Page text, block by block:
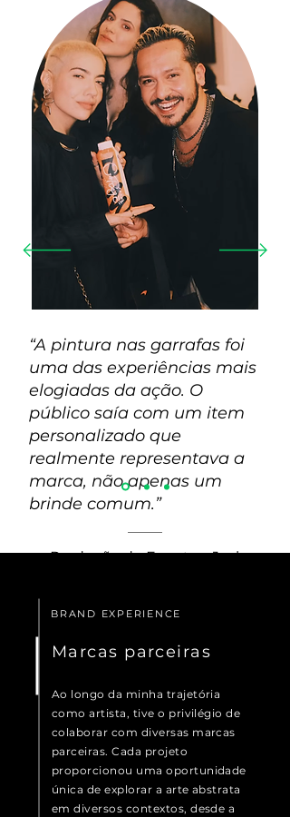
“A pintura nas garrafas foi
uma das experiências mais
elogiadas da ação. O
público saía com um item
personalizado que
realmente representava a
marca, não apenas um
brinde comum.”
— Produção de Eventos, Jack
BRAND EXPERIENCE
Marcas parceiras
Ao longo da minha trajetória
como artista, tive o privilégio de
colaborar com diversas marcas
parceiras. Cada projeto
proporcionou uma oportunidade
única de explorar a arte abstrata
em diversos contextos, desde a